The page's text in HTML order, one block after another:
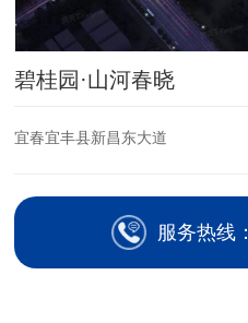
碧桂园·山河春晓
宜春宜丰县新昌东大道
服务热线